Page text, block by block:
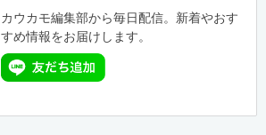
カウカモ編集部から毎日配信。新着やおす
すめ情報をお届けします。